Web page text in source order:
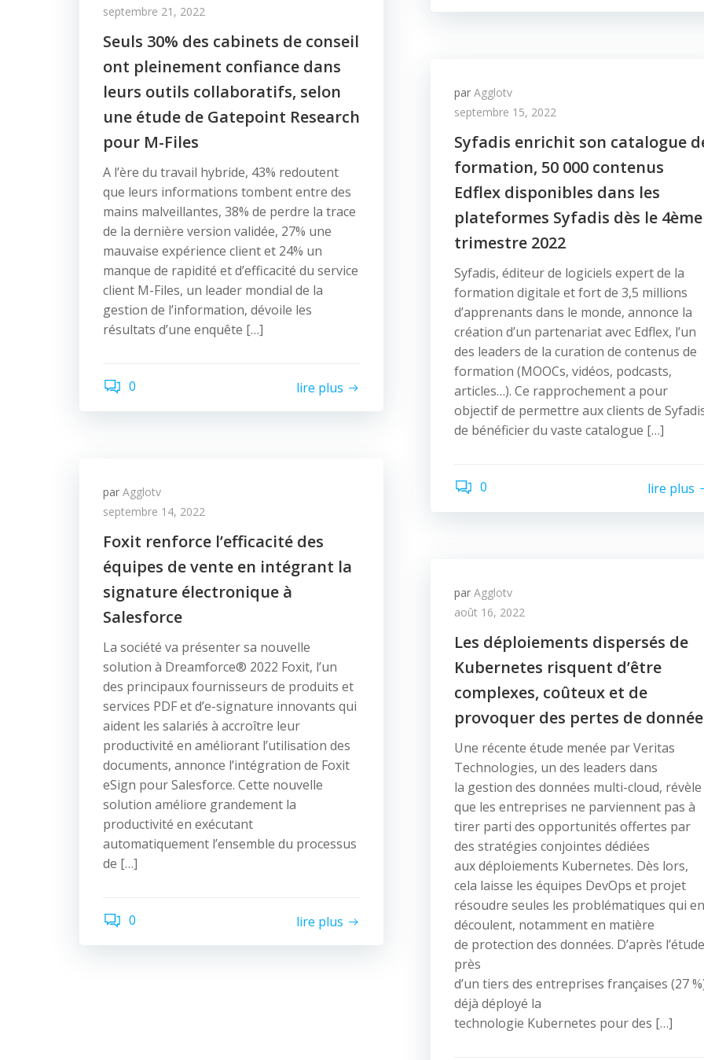
septembre 21, 2022
Seuls 30% des cabinets de conseil
ont pleinement confiance dans
leurs outils collaboratifs, selon
une étude de Gatepoint Research
pour M-Files
A l’ère du travail hybride, 43% redoutent
que leurs informations tombent entre des
mains malveillantes, 38% de perdre la trace
de la dernière version validée, 27% une
mauvaise expérience client et 24% un
manque de rapidité et d’efficacité du service
client M-Files, un leader mondial de la
gestion de l’information, dévoile les
résultats d’une enquête […]
0 lire plus
par Agglotv
septembre 15, 2022
Syfadis enrichit son catalogue
formation, 50 000 contenus
Edflex disponibles dans les
plateformes Syfadis dès le 4ème
trimestre 2022
Syfadis, éditeur de logiciels expert de la
formation digitale et fort de 3,5 millions
d’apprenants dans le monde, annonce la
création d’un partenariat avec Edflex, l’un
des leaders de la curation de contenus de
formation (MOOCs, vidéos, podcasts,
articles…). Ce rapprochement a pour
objectif de permettre aux clients de
de bénéficier du vaste catalogue […]
0 lire plus
par Agglotv
septembre 14, 2022
Foxit renforce l’efficacité des
équipes de vente en intégrant la
signature électronique à
Salesforce
La société va présenter sa nouvelle
solution à Dreamforce® 2022 Foxit, l’un
des principaux fournisseurs de produits et
services PDF et d’e-signature innovants qui
aident les salariés à accroître leur
productivité en améliorant l’utilisation des
documents, annonce l’intégration de Foxit
eSign pour Salesforce. Cette nouvelle
solution améliore grandement la
productivité en exécutant
automatiquement l’ensemble du processus
de […]
0 lire plus
par Agglotv
août 16, 2022
Les déploiements dispersés de
Kubernetes risquent d’être
complexes, coûteux et de
provoquer des pertes de
Une récente étude menée par Veritas
Technologies, un des leaders dans
la gestion des données multi-cloud, révèle
que les entreprises ne parviennent pas à
tirer parti des opportunités offertes par
des stratégies conjointes dédiées
aux déploiements Kubernetes. Dès lors,
cela laisse les équipes DevOps et projet
résoudre seules les problématiques qui en
découlent, notamment en matière
de protection des données. D’après
près
d’un tiers des entreprises françaises (27
déjà déployé la
technologie Kubernetes pour des […]